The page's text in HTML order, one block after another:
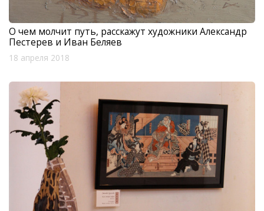
О чем молчит путь, расскажут художники Александр
Пестерев и Иван Беляев
18 апреля 2018